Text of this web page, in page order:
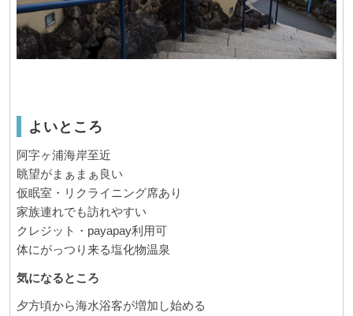
よいところ
阿字ヶ浦海岸至近
眺望がまぁまぁ良い
仮眠室・リクライニング席あり
家族連れでも訪れやすい
クレジット・payapay利用可
体にがっつり来る塩化物温泉
気になるところ
夕方頃から海水浴客が増加し始める